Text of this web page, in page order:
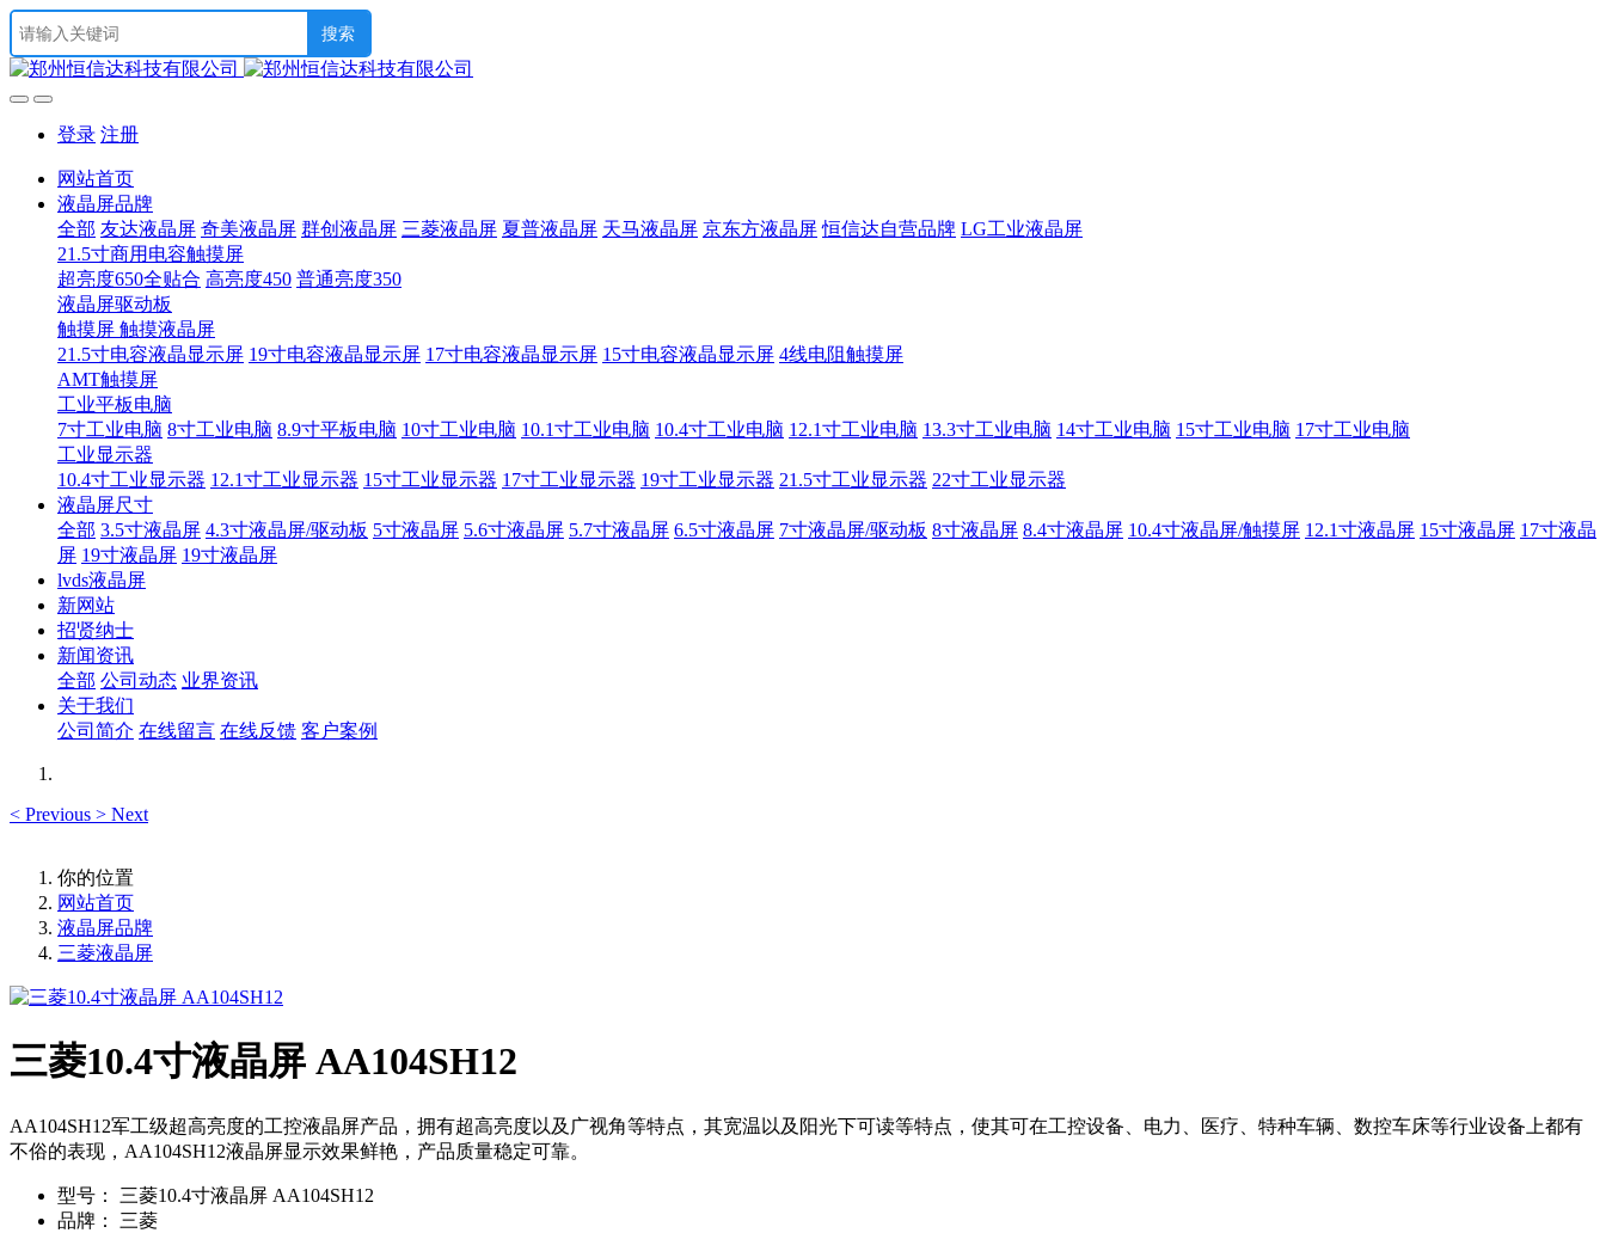
登录 注册
网站首页
液晶屏品牌
全部 友达液晶屏 奇美液晶屏 群创液晶屏 三菱液晶屏 夏普液晶屏 天马液晶屏 京东方液晶屏 恒信达自营品牌 LG工业液晶屏
21.5寸商用电容触摸屏
超亮度650全贴合 高亮度450 普通亮度350
液晶屏驱动板
触摸屏 触摸液晶屏
21.5寸电容液晶显示屏 19寸电容液晶显示屏 17寸电容液晶显示屏 15寸电容液晶显示屏 4线电阻触摸屏
AMT触摸屏
工业平板电脑
7寸工业电脑 8寸工业电脑 8.9寸平板电脑 10寸工业电脑 10.1寸工业电脑 10.4寸工业电脑 12.1寸工业电脑 13.3寸工业电脑 14寸工业电脑 15寸工业电脑 17寸工业电脑
工业显示器
10.4寸工业显示器 12.1寸工业显示器 15寸工业显示器 17寸工业显示器 19寸工业显示器 21.5寸工业显示器 22寸工业显示器
液晶屏尺寸
全部 3.5寸液晶屏 4.3寸液晶屏/驱动板 5寸液晶屏 5.6寸液晶屏 5.7寸液晶屏 6.5寸液晶屏 7寸液晶屏/驱动板 8寸液晶屏 8.4寸液晶屏 10.4寸液晶屏/触摸屏 12.1寸液晶屏 15寸液晶屏 17寸液晶
屏 19寸液晶屏 19寸液晶屏
lvds液晶屏
新网站
招贤纳士
新闻资讯
全部 公司动态 业界资讯
关于我们
公司简介 在线留言 在线反馈 客户案例
< Previous > Next
你的位置
网站首页
液晶屏品牌
三菱液晶屏
三菱10.4寸液晶屏 AA104SH12
AA104SH12军工级超高亮度的工控液晶屏产品，拥有超高亮度以及广视角等特点，其宽温以及阳光下可读等特点，使其可在工控设备、电力、医疗、特种车辆、数控车床等行业设备上都有
不俗的表现，AA104SH12液晶屏显示效果鲜艳，产品质量稳定可靠。
型号：
三菱10.4寸液晶屏 AA104SH12
品牌：
三菱